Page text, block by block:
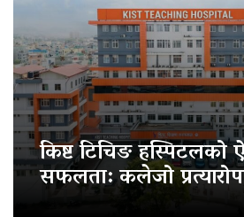
किष्ट टिचिङ हस्पिटलको
सफलता: कलेजो